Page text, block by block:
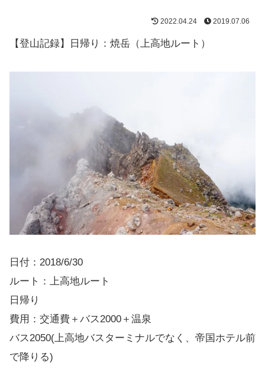
2022.04.24 2019.07.06
【登山記録】日帰り：焼岳（上高地ルート）
日付：2018/6/30
ルート：上高地ルート
日帰り
費用：交通費＋バス2000＋温泉
バス2050(上高地バスターミナルでなく、帝国ホテル前
で降りる)